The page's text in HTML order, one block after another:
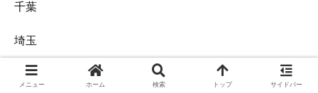
千葉
埼玉
栃木
メニュー ホーム 検索 トップ サイドバー